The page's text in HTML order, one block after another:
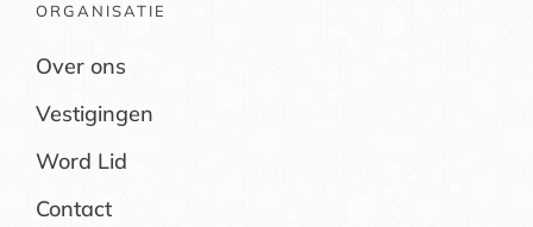
ORGANISATIE
Over ons
Vestigingen
Word Lid
Contact